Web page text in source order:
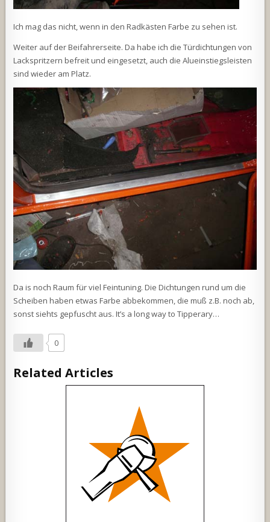
Ich mag das nicht, wenn in den Radkästen Farbe zu sehen ist.
Weiter auf der Beifahrerseite. Da habe ich die Türdichtungen von
Lackspritzern befreit und eingesetzt, auch die Alueinstiegsleisten
sind wieder am Platz.
Da is noch Raum für viel Feintuning. Die Dichtungen rund um die
Scheiben haben etwas Farbe abbekommen, die muß z.B. noch ab,
sonst siehts gepfuscht aus. It’s a long way to Tipperary…
0
Related Articles